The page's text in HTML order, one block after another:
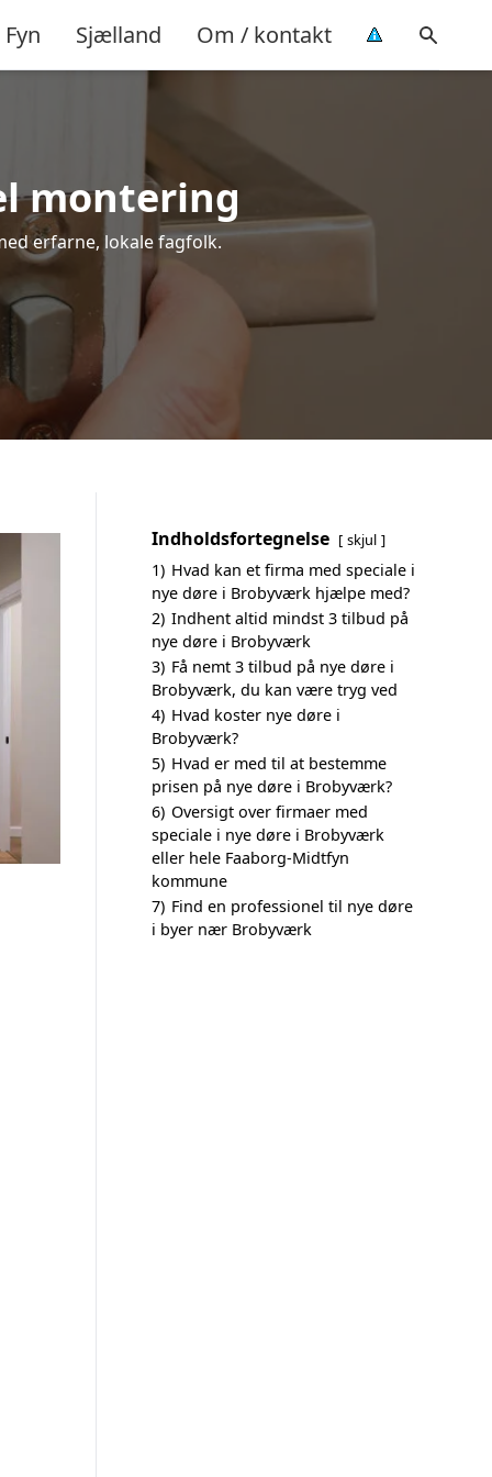
Fyn Sjælland Om / kontakt
montering
erfarne, lokale fagfolk.
Indholdsfortegnelse skjul
1) Hvad kan et firma med speciale i
nye døre i Brobyværk hjælpe med?
2) Indhent altid mindst 3 tilbud på
nye døre i Brobyværk
3) Få nemt 3 tilbud på nye døre i
Brobyværk, du kan være tryg ved
4) Hvad koster nye døre i
Brobyværk?
5) Hvad er med til at bestemme
prisen på nye døre i Brobyværk?
6) Oversigt over firmaer med
speciale i nye døre i Brobyværk
eller hele Faaborg-Midtfyn
kommune
7) Find en professionel til nye døre
i byer nær Brobyværk